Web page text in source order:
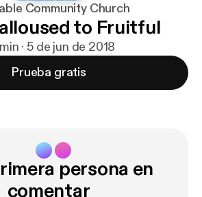
Community Church
to Fruitful
· 5 de jun de 2018
Prueba gratis
persona en
comentar